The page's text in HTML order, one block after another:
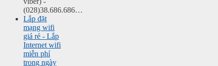
(028)38.686.686…
Lắp đặt
mạng wifi
giá rẻ - Lắp
Internet wifi
miễn phí
trong ngày